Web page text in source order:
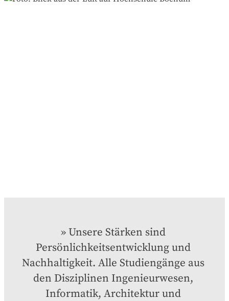
Unsere Stärken sind
Persönlichkeitsentwicklung und
Nachhaltigkeit. Alle Studiengänge aus
den Disziplinen Ingenieurwesen,
Informatik, Architektur und